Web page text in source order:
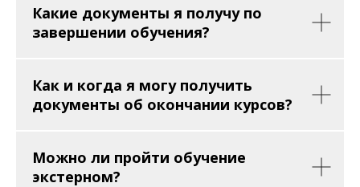
Какие документы я получу по
завершении обучения?
Как и когда я могу получить
документы об окончании курсов?
Можно ли пройти обучение
экстерном?